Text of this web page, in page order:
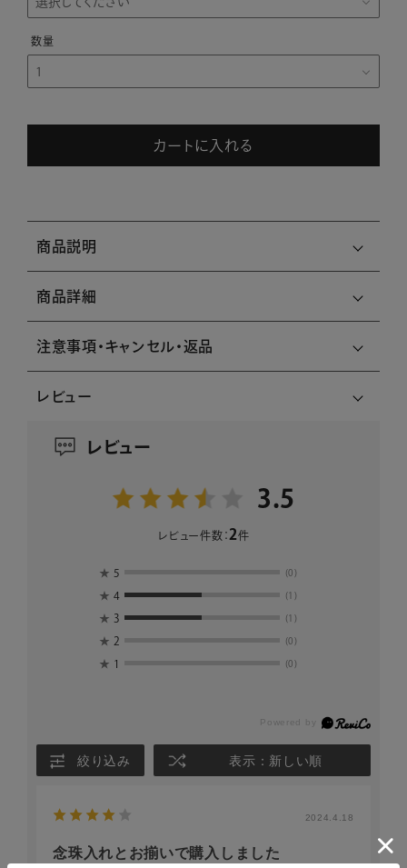
カートに入れる
商品説明
商品詳細
注意事項・キャンセル・返品
レビュー
レビュー
3.5
レビュー件数： 2件
★ 5 (0)
★ 4 (1)
★ 3 (1)
★ 2 (0)
★ 1 (0)
絞り込み 表示：新しい順
2024.4.18
念珠入れとお揃いで購入しました